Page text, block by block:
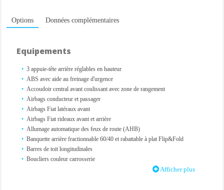
Options Données complémentaires
Equipements
3 appuie-tête arrière réglables en hauteur
ABS avec aide au freinage d'urgence
Accoudoir central avant coulissant avec zone de rangement
Airbags conducteur et passager
Airbags Fiat latéraux avant
Airbags Fiat rideaux avant et arrière
Allumage automatique des feux de route (AHB)
Banquette arrière fractionnable 60/40 et rabattable à plat Flip&Fold
Barres de toit longitudinales
Boucliers couleur carrosserie
Afficher plus